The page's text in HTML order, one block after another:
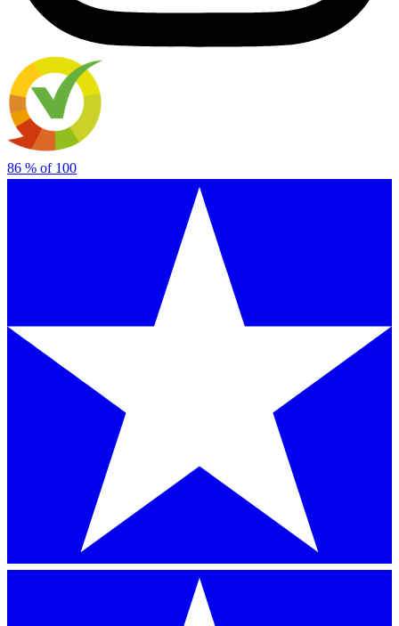
86 % of 100